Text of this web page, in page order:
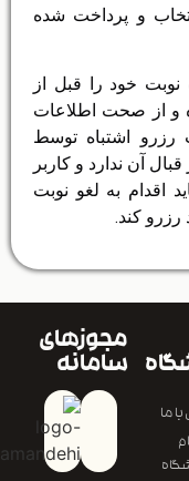
انتخاب و پرداخت شده
خود را قبل از
و از صحت اطلاعات
اشتباه توسط
آن ندارد و کاربر
مندرج در بند ۱.۳ باید اقدام به لغو نوبت
کند.
ما
مجوزهای
سامانه